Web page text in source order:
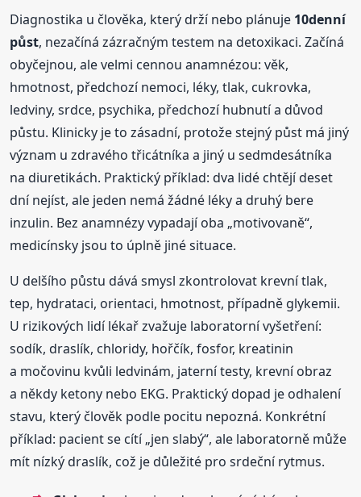
Diagnostika u člověka, který drží nebo plánuje 10denní
půst, nezačíná zázračným testem na detoxikaci. Začíná
obyčejnou, ale velmi cennou anamnézou: věk,
hmotnost, předchozí nemoci, léky, tlak, cukrovka,
ledviny, srdce, psychika, předchozí hubnutí a důvod
půstu. Klinicky je to zásadní, protože stejný půst má jiný
význam u zdravého třicátníka a jiný u sedmdesátníka
na diuretikách. Praktický příklad: dva lidé chtějí deset
dní nejíst, ale jeden nemá žádné léky a druhý bere
inzulin. Bez anamnézy vypadají oba „motivovaně“,
medicínsky jsou to úplně jiné situace.
U delšího půstu dává smysl zkontrolovat krevní tlak,
tep, hydrataci, orientaci, hmotnost, případně glykemii.
U rizikových lidí lékař zvažuje laboratorní vyšetření:
sodík, draslík, chloridy, hořčík, fosfor, kreatinin
a močovinu kvůli ledvinám, jaterní testy, krevní obraz
a někdy ketony nebo EKG. Praktický dopad je odhalení
stavu, který člověk podle pocitu nepozná. Konkrétní
příklad: pacient se cítí „jen slabý“, ale laboratorně může
mít nízký draslík, což je důležité pro srdeční rytmus.